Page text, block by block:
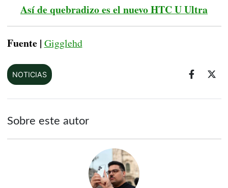
Así de quebradizo es el nuevo HTC U Ultra
Fuente | Gigglehd
NOTICIAS
Sobre este autor